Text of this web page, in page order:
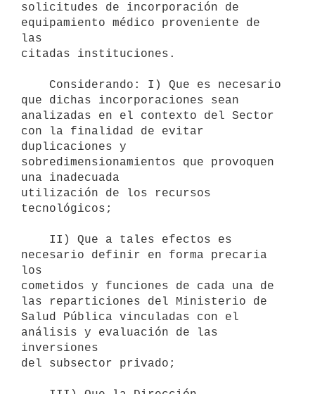
solicitudes de incorporación de
equipamiento médico proveniente de
las
citadas instituciones.
que dichas incorporaciones sean
analizadas en el contexto del Sector
con la finalidad de evitar
duplicaciones y
sobredimensionamientos que provoquen
una inadecuada
utilización de los recursos
tecnológicos;
necesario definir en forma precaria
los
cometidos y funciones de cada una de
las reparticiones del Ministerio de
Salud Pública vinculadas con el
análisis y evaluación de las
inversiones
del subsector privado;